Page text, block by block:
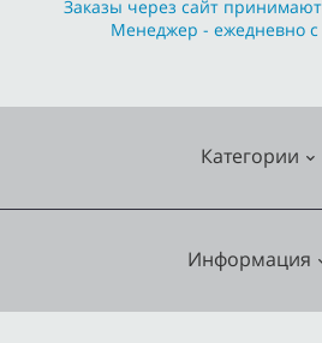
Категории
Информация
Заказы через сайт
Менеджер - ежедневно с